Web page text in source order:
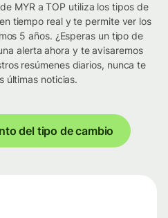
MYR a TOP utiliza los tipos de
tiempo real y te permite ver los
5 años. ¿Esperas un tipo de
alerta ahora y te avisaremos
resúmenes diarios, nunca te
últimas noticias.
del tipo de cambio